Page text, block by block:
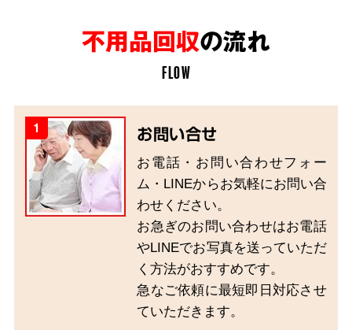
不用品回収の流れ
FLOW
1 お問い合せ
お電話・お問い合わせフォー
ム・LINEからお気軽にお問い合
わせください。
お急ぎのお問い合わせはお電話
やLINEでお写真を送っていただ
く方法がおすすめです。
急なご依頼に最短即日対応させ
ていただきます。